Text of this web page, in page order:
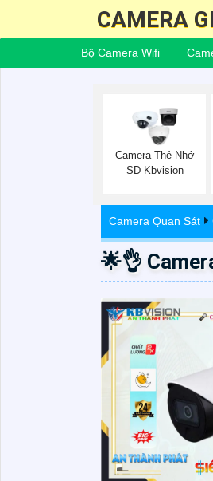
CAMERA
Bộ Camera Wifi
Camera Thẻ Nhớ
SD Kbvision
Camera Quan Sát
🌟👌